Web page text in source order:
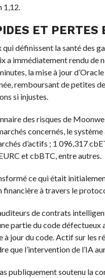
1,12.
ET PERTES
définissent la santé des
a immédiatement rendu de
la mise à jour
remboursant de petites
si injustes.
des risques de
concernés, le
d’actifs ; 1 096,317
et cbBTC, entre autres.
ce qui était
à travers le
de contrats
partie du code
à jour du code. Actif sur les
que l’intervention de l’IA
publiquement soutenu la